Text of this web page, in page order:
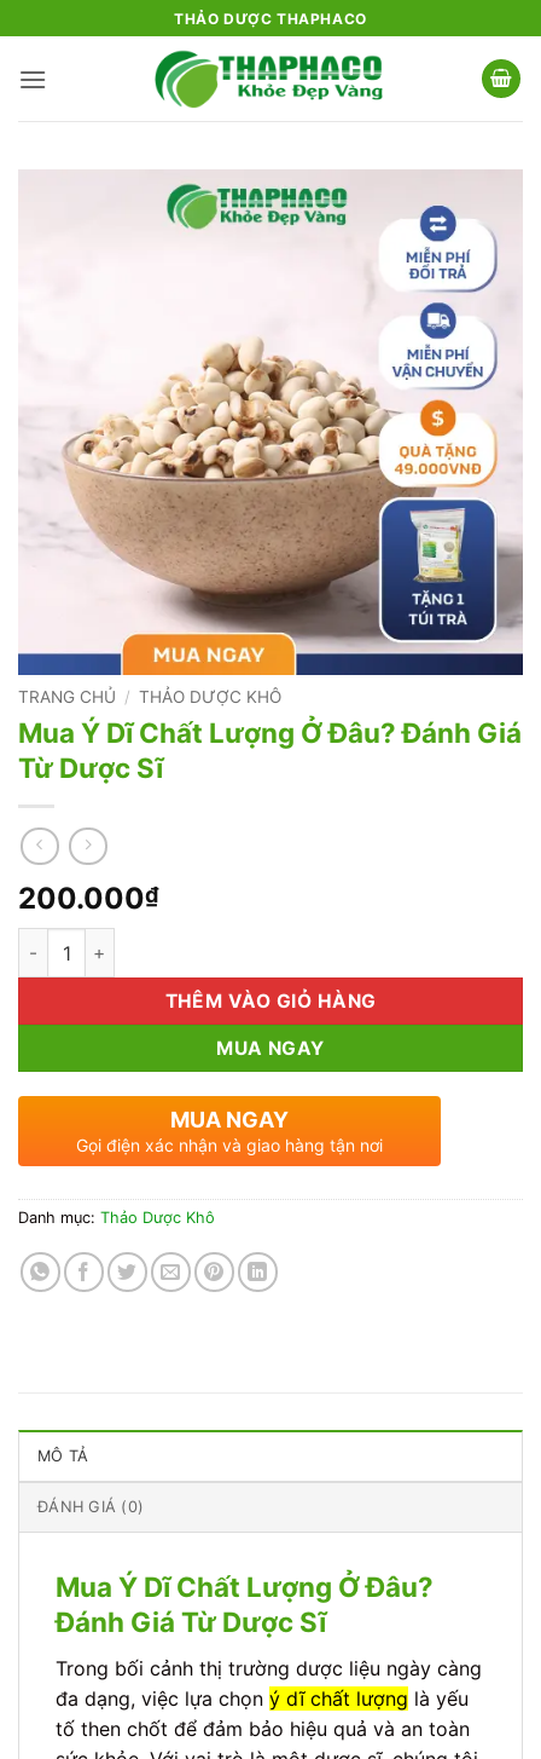
qua
nội
THẢO DƯỢC THAPHACO
TRANG CHỦ / THẢO DƯỢC KHÔ
Mua Ý Dĩ Chất Lượng Ở Đâu? Đánh Giá
Từ Dược Sĩ
200.000₫
Mua Ý Dĩ Chất Lượng Ở Đâu? Đánh Giá Từ Dược Sĩ số lượng
THÊM VÀO GIỎ HÀNG
MUA NGAY
MUA NGAY
Gọi điện xác nhận và giao hàng tận nơi
Danh mục: Thảo Dược Khô
MÔ TẢ
ĐÁNH GIÁ (0)
Mua Ý Dĩ Chất Lượng Ở Đâu?
Đánh Giá Từ Dược Sĩ
Trong bối cảnh thị trường dược liệu ngày càng
đa dạng, việc lựa chọn ý dĩ chất lượng là yếu
tố then chốt để đảm bảo hiệu quả và an toàn